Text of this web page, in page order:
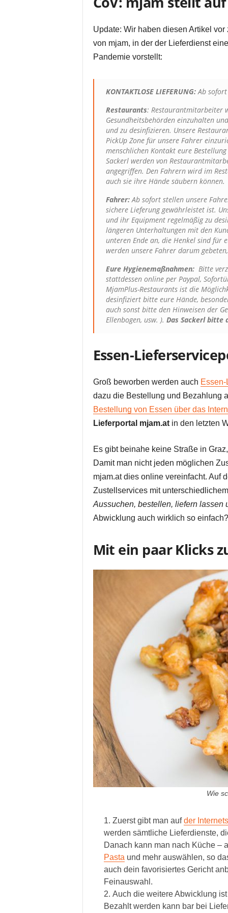
Update: Wir haben diesen Artikel
von mjam, in der der Lieferdienst
Pandemie vorstellt:
KONTAKTLOSE LIEFERUNG:Ab sofort
Restaurants: Restaurantmitarbeiter
Gesundheitsbehörden einzuhalten
und zu desinfizieren. Unsere
PickUp Zone für unsere Fahrer
menschlichen Kontakt eure
Sackerl werden von
angegriffen. Den Fahrern wird im
auch sie ihre Hände säubern können.
Fahrer:Ab sofort stellen unsere
sichere Lieferung gewährleistet ist.
und ihr Equipment regelmäßig zu
längeren Unterhaltungen mit den
unteren Ende an, die Henkel sind für
werden unsere Fahrer darum
Eure Hygienemaßnahmen:Bitte
stattdessen online per Paypal,
MjamPlus-Restaurants ist die
desinfiziert bitte eure Hände,
auch sonst bitte den Hinweisen der
Ellenbogen, usw. ). Das Sackerl bitte
Essen-
Groß beworben werden auch
dazu die Bestellung und Bezahlung
Bestellung von Essen über das
Lieferportal mjam.atin den letzten
Es gibt beinahe keine Straße in
Damit man nicht jeden möglichen
mjam.at dies online vereinfacht. Auf
Zustellservices mit
Aussuchen, bestellen, liefern lassen
Abwicklung auch wirklich so einfach?
Mit ein paar Klicks
Wie
Zuerst gibt man aufder
werden sämtliche Lieferdienste,
Danach kann man nach Küche –
Pasta und mehr auswählen, so
auch dein favorisiertes Gericht
Feinauswahl.
Auch die weitere Abwicklung
Bezahlt werden kann bar bei